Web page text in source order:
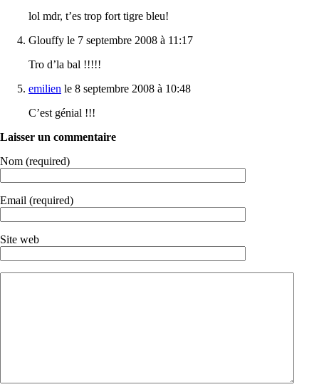
lol mdr, t’es trop fort tigre bleu!
Glouffy le 7 septembre 2008 à 11:17
Tro d’la bal !!!!!
emilien le 8 septembre 2008 à 10:48
C’est génial !!!
Laisser un commentaire
Nom (required)
Email (required)
Site web